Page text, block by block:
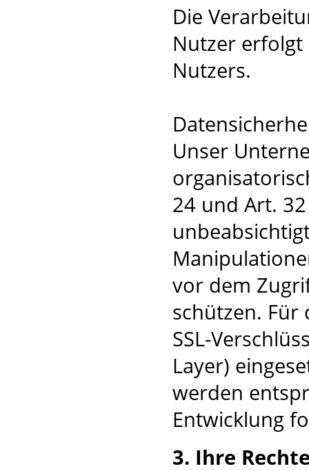
Die
Nutzer erfolgt
Nutzers.
Unser
24 und Art.
vor dem
schützen.
SSL-
Layer)
werden
Entwicklung
3. Ihre